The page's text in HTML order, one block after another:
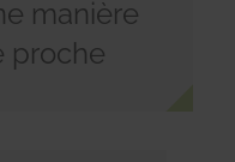
manière
proche